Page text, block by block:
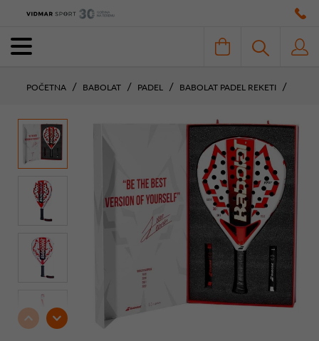
POČETNA BABOLAT PADEL BABOLAT PADEL REKETI